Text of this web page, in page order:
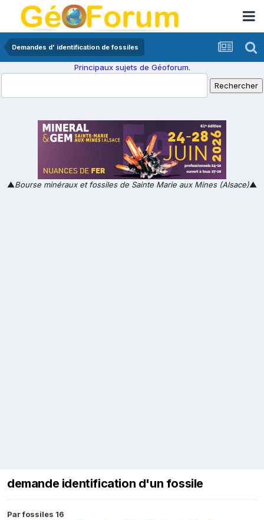
Demandes d' identification de fossiles
Principaux sujets de Géoforum.
▲Bourse minéraux et fossiles de Sainte Marie aux Mines (Alsace)▲
demande identification d'un fossile
Parfossiles 16